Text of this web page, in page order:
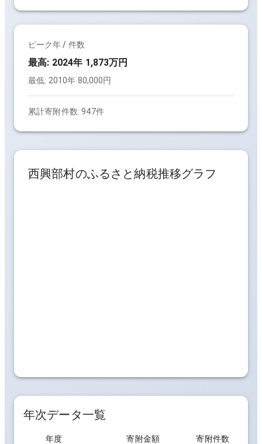
ピーク年 / 件数
最高: 2024年 1,873万円
最低: 2010年 80,000円
累計寄附件数:947件
西興部村のふるさと納税推移グラフ
年次データ一覧
年度 寄附金額 寄附件数